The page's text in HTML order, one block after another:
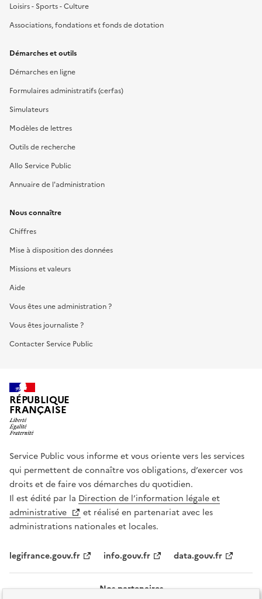
Loisirs - Sports - Culture
Associations, fondations et fonds de dotation
Démarches et outils
Démarches en ligne
Formulaires administratifs (cerfas)
Simulateurs
Modèles de lettres
Outils de recherche
Allo Service Public
Annuaire de l'administration
Nous connaître
Chiffres
Mise à disposition des données
Missions et valeurs
Aide
Vous êtes une administration ?
Vous êtes journaliste ?
Contacter Service Public
RÉPUBLIQUE
FRANÇAISE
Service Public vous informe et vous oriente vers les services
qui permettent de connaître vos obligations, d’exercer vos
droits et de faire vos démarches du quotidien.
Il est édité par la Direction de l’information légale et
administrative
et réalisé en partenariat avec les
administrations nationales et locales.
legifrance.gouv.fr info.gouv.fr data.gouv.fr
Nos partenaires